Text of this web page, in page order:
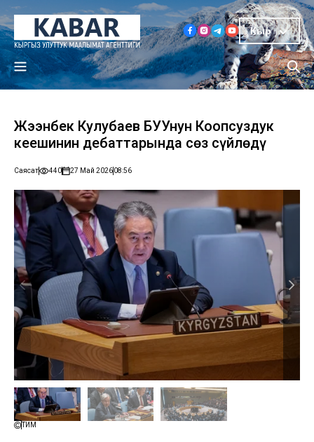
Кыр
Жээнбек Кулубаев БУУнун Коопсуздук
кеңешинин дебаттарында сөз сүйлөдү
Саясат 440 27 Май 202608:56
ТИМ